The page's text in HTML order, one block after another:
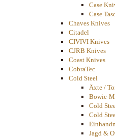
Case
Case
Chaves Knives
Citadel
CIVIVI Knives
CJRB Knives
Coast Knives
CobraTec
Cold Steel
Äxte /
Bowie-
Cold
Cold
Jagd &